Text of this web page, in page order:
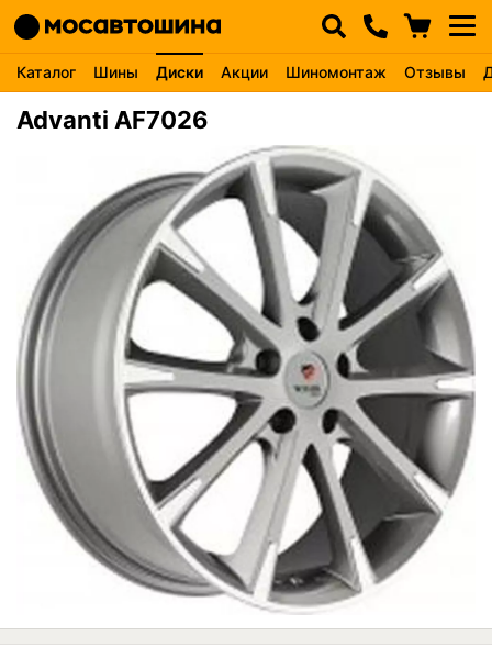
Каталог Шины Диски Акции Шиномонтаж Отзывы
Advanti AF7026